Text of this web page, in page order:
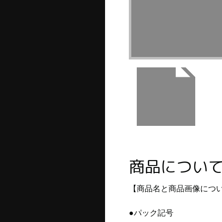
商品について
【商品名と商品画像につ
●パック記号